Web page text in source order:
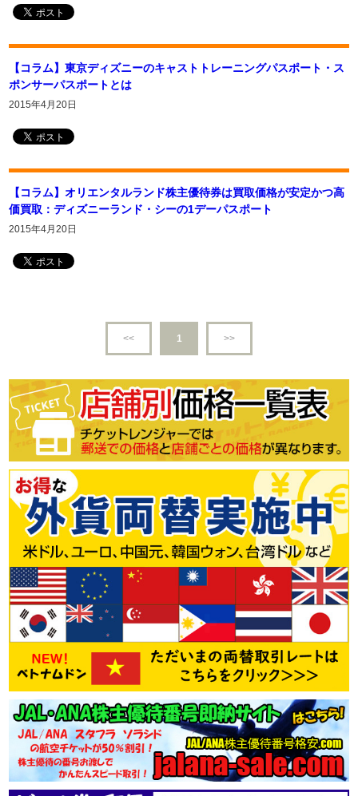
【コラム】東京ディズニーのキャストトレーニングパスポート・ス
ポンサーパスポートとは
2015年4月20日
【コラム】オリエンタルランド株主優待券は買取価格が安定かつ高
価買取：ディズニーランド・シーの1デーパスポート
2015年4月20日
<< 1 >>